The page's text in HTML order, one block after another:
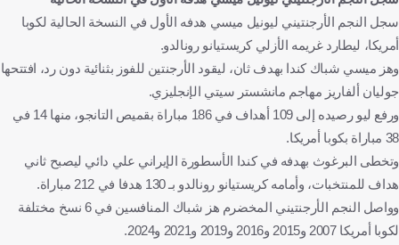
الولايات المتحدة
إيران كريستيانو رونالدو
البرتغال
ليونيل ميسي
خوليان ألفاريز كرة قدم
سجل النجم الأرجنتيني ليونيل ميسي هدفه الأول في النسخة الحالية لكوبا
أمريكا، ليطارد غريمه الأزلي كريستيانو رونالدو.
وهز ميسي شباك كندا بهدف ثان، ليقود الأرجنتين للفوز بثنائية دون رد، افتتحها
جوليان ألفاريز مهاجم مانشستر سيتي الإنجليزي.
ورفع ليو رصيده إلى 109 أهداف في 186 مباراة بقميص التانجو، منها 14 في
38 مباراة بكوبا أمريكا.
وتخطى البرغوث بهدفه في كندا الأسطورة الإيراني علي دائي ليصبح ثاني
هداف للمنتخبات، وأمامه كريستيانو رونالدو بـ 130 هدفا في 212 مباراة.
وواصل النجم الأرجنتيني المخضرم هز شباك المنافسين في 6 نسخ مختلفة
لكوبا أمريكا 2007 و2015 و2016 و2019 و2021 و2024.